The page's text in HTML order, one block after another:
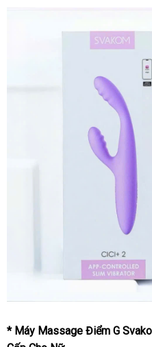
* Máy Massage Điểm G